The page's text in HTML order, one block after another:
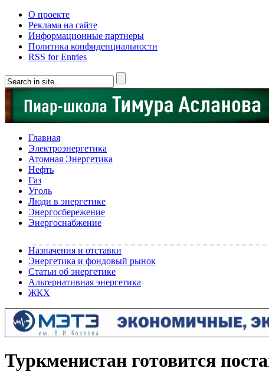
О проекте
Реклама на сайте
Информационные партнеры
Политика конфиденциальности
RSS for Entries
Главная
Электроэнергетика
Атомная Энергетика
Нефть
Газ
Уголь
Люди в энергетике
Энергосбережение
Энергоснабжение
Назначения и отставки
Энергетика и фондовый рынок
Статьи об энергетике
Альтернативная энергетика
ЖКХ
Туркменистан готовится